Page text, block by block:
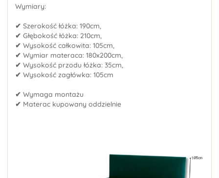
Wymiary:
✔ Szerokość łóżka: 190cm,
✔ Głębokość łóżka: 210cm,
✔ Wysokość całkowita: 105cm,
✔ Wymiar materaca: 180x200cm,
✔ Wysokość przodu łóżka: 35cm,
✔ Wysokość zagłówka: 105cm
✔ Wymaga montażu
✔ Materac kupowany oddzielnie